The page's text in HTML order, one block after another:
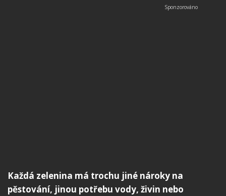
Každá zelenina má trochu jiné nároky na
pěstování, jinou potřebu vody, živin nebo